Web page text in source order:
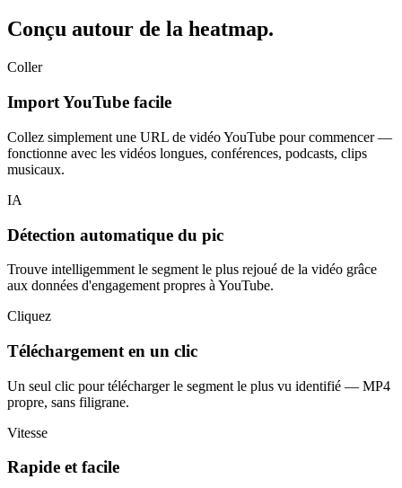
Conçu autour de la heatmap.
Coller
Import YouTube facile
Collez simplement une URL de vidéo YouTube pour commencer —
fonctionne avec les vidéos longues, conférences, podcasts, clips
musicaux.
IA
Détection automatique du pic
Trouve intelligemment le segment le plus rejoué de la vidéo grâce
aux données d'engagement propres à YouTube.
Cliquez
Téléchargement en un clic
Un seul clic pour télécharger le segment le plus vu identifié — MP4
propre, sans filigrane.
Vitesse
Rapide et facile